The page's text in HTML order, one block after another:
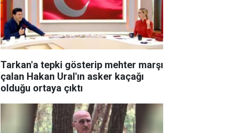
Tarkan'a tepki gösterip mehter marşı
çalan Hakan Ural'ın asker kaçağı
olduğu ortaya çıktı